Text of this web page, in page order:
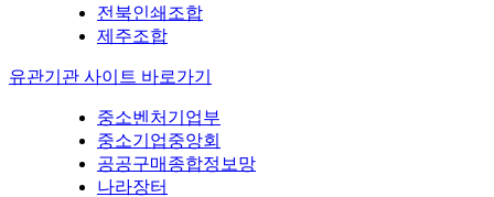
전북인쇄조합
제주조합
유관기관 사이트 바로가기
중소벤처기업부
중소기업중앙회
공공구매종합정보망
나라장터